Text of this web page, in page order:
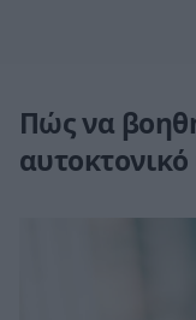
Πώς να